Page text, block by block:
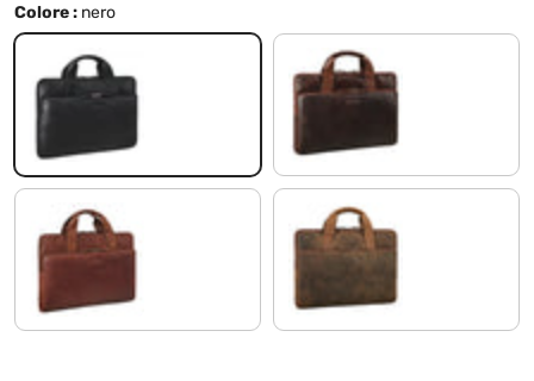
Colore : nero
nero kansas - marrone
cognac-marrone calais - marrone